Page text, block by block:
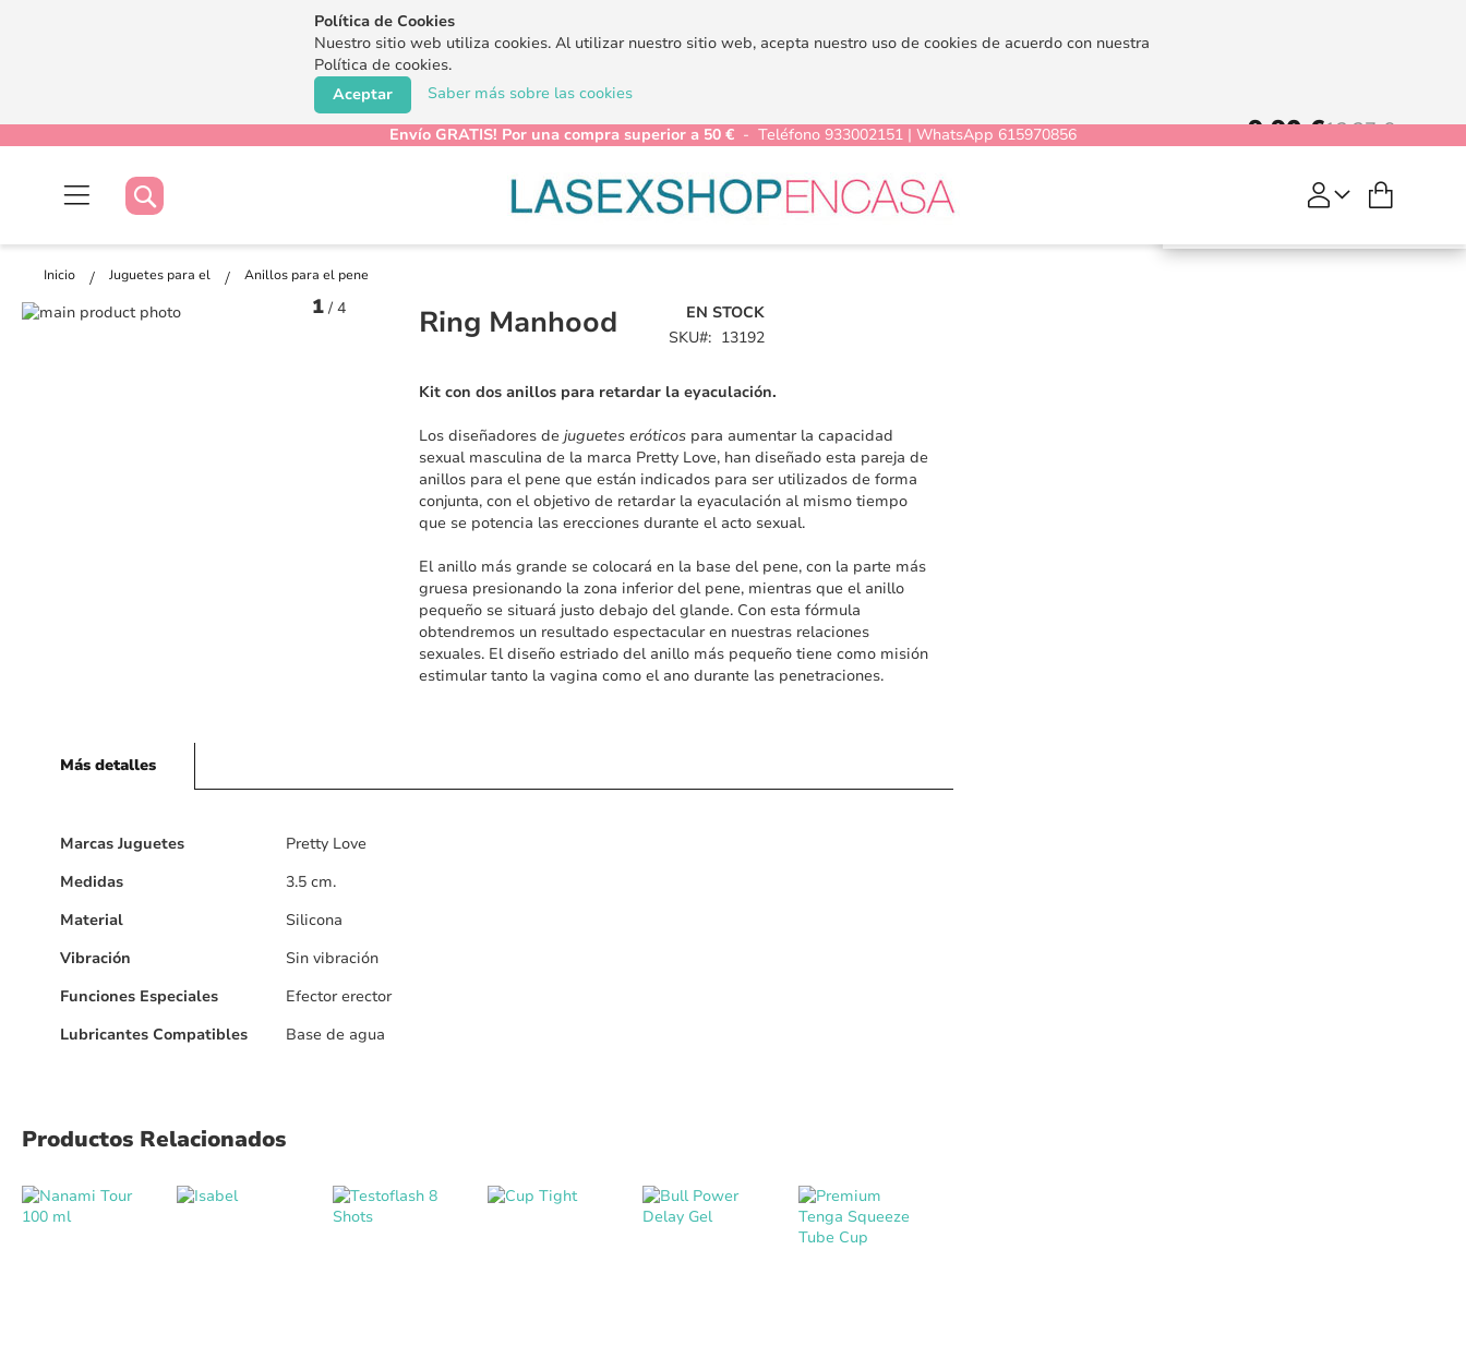
Política de Cookies
Nuestro sitio web utiliza cookies. Al utilizar nuestro sitio web, acepta nuestro uso de cookies de acuerdo con nuestra
Política de cookies.
Saber más sobre las cookies
Aceptar
Envío GRATIS! Por una compra superior a 50 € - Teléfono 933002151 | WhatsApp 615970856
Buscar
Buscar
Inicio Juguetes para el Anillos para el pene
Ring
Manhood
9,90 €12,37 €
COMPRAR
Saltar
1 / 4 Ring Manhood
EN STOCK
SKU
13192
Kit con dos anillos para retardar la eyaculación.
Los diseñadores dejuguetes eróticos para aumentar la capacidad
sexual masculina de la marca Pretty Love, han diseñado esta pareja de
anillos para el pene que están indicados para ser utilizados de forma
conjunta, con el objetivo de retardar la eyaculación al mismo tiempo
que se potencia las erecciones durante el acto sexual.
El anillo más grande se colocará en la base del pene, con la parte más
gruesa presionando la zona inferior del pene, mientras que el anillo
pequeño se situará justo debajo del glande. Con esta fórmula
obtendremos un resultado espectacular en nuestras relaciones
sexuales. El diseño estriado del anillo más pequeño tiene como misión
estimular tanto la vagina como el ano durante las penetraciones.
Más detalles
Más
Marcas Juguetes
Pretty Love
Medidas
3.5 cm.
Material
Silicona
Vibración
Sin vibración
Funciones Especiales
Efector erector
Lubricantes Compatibles
Base de agua
Productos Relacionados